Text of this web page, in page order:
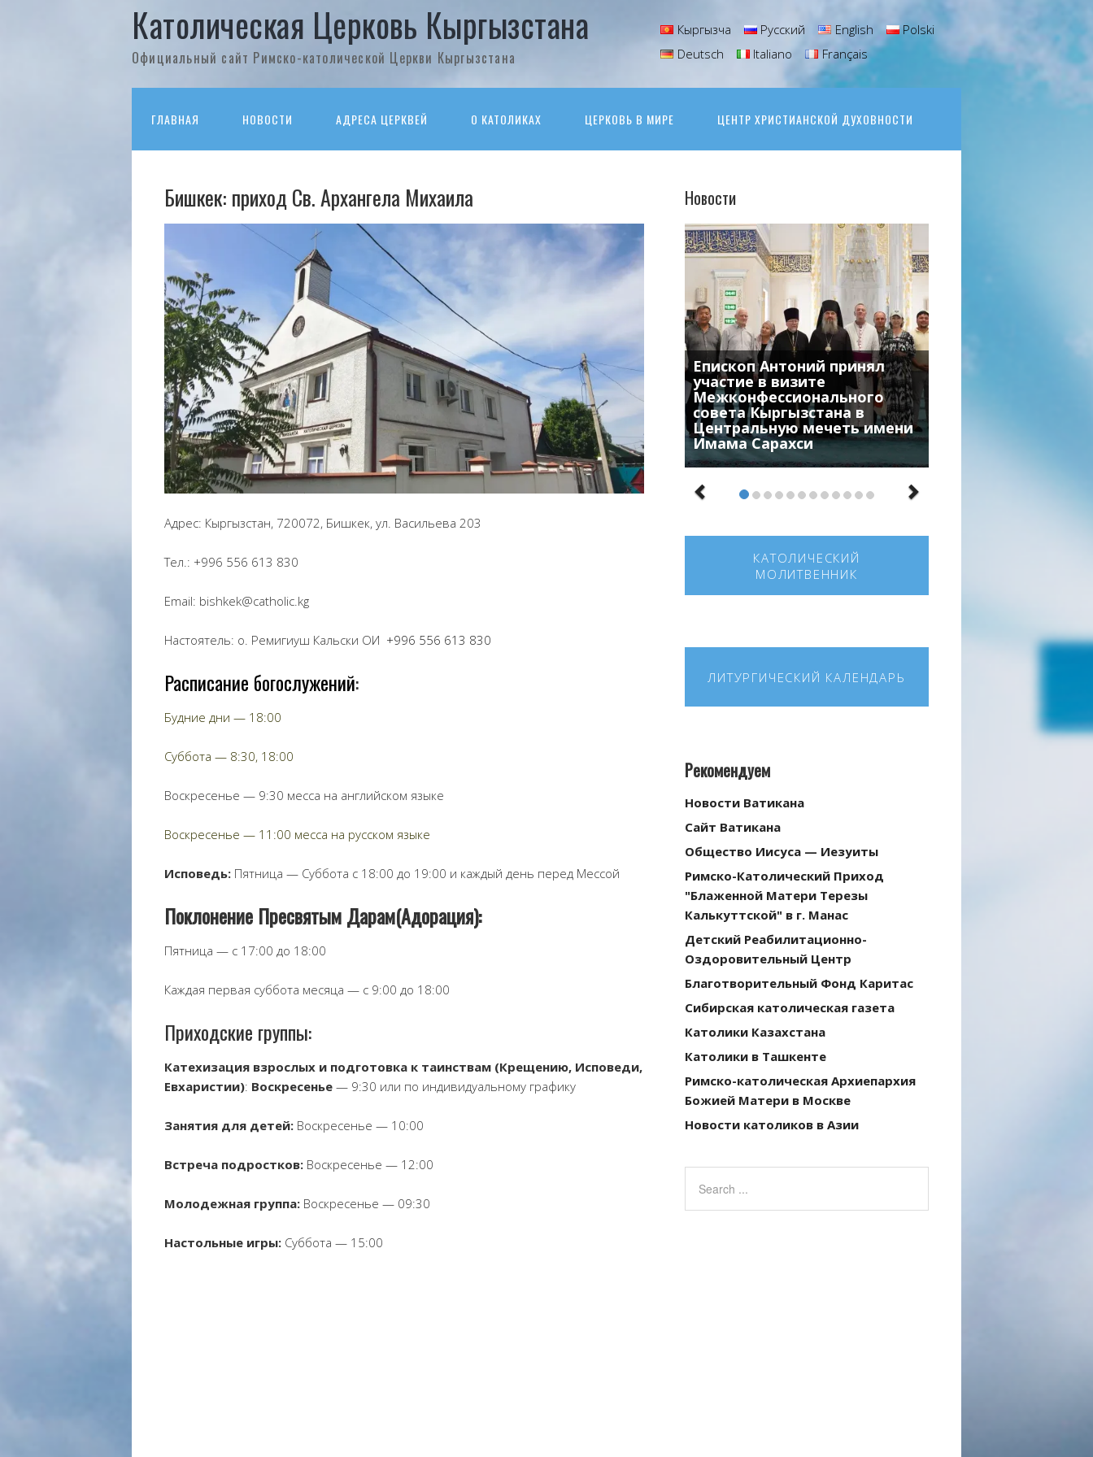
Католическая Церковь Кыргызстана
Официальный сайт Римско-католической Церкви Кыргызстана
Кыргызча Русский English
Polski
Deutsch
Italiano Français
ГЛАВНАЯ НОВОСТИ АДРЕСА ЦЕРКВЕЙ О КАТОЛИКАХ ЦЕРКОВЬ В МИРЕ ЦЕНТР ХРИСТИАНСКОЙ ДУХОВНОСТИ
Бишкек: приход Св. Архангела Михаила
Адрес: Кыргызстан, 720072, Бишкек, ул. Васильева 203
Тел.: +996 556 613 830
Email: bishkek@catholic.kg
Настоятель: о. Ремигиуш Кальски ОИ +996 556 613 830
Расписание богослужений:
Будние дни — 18:00
Суббота — 8:30, 18:00
Воскресенье — 9:30 месса на английском языке
Воскресенье — 11:00 месса на русском языке
Исповедь: Пятница — Суббота с 18:00 до 19:00 и каждый день перед Мессой
Поклонение Пресвятым Дарам(Адорация):
Пятница — с 17:00 до 18:00
Каждая первая суббота месяца — с 9:00 до 18:00
Приходские группы:
Катехизация взрослых и подготовка к таинствам (Крещению, Исповеди,
Евхаристии): Воскресенье — 9:30 или по индивидуальному графику
Занятия для детей: Воскресенье — 10:00
Встреча подростков: Воскресенье — 12:00
Молодежная группа: Воскресенье — 09:30
Настольные игры: Суббота — 15:00
Новости
Епископ Антоний принял
участие в визите
Межконфессионального
совета Кыргызстана в
Центральную мечеть имени
Имама Сарахси
КАТОЛИЧЕСКИЙ
МОЛИТВЕННИК
ЛИТУРГИЧЕСКИЙ КАЛЕНДАРЬ
Рекомендуем
Новости Ватикана
Сайт Ватикана
Общество Иисуса — Иезуиты
Римско-Католический Приход
"Блаженной Матери Терезы
Калькуттской" в г. Манас
Детский Реабилитационно-
Оздоровительный Центр
Благотворительный Фонд Каритас
Сибирская католическая газета
Католики Казахстана
Католики в Ташкенте
Римско-католическая Архиепархия
Божией Матери в Москве
Новости католиков в Азии